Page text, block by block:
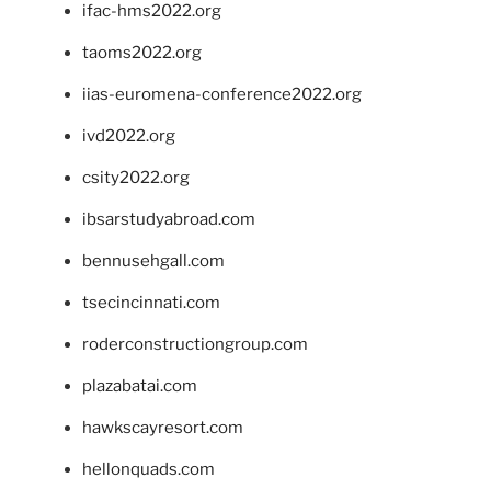
ifac-hms2022.org
taoms2022.org
iias-euromena-conference2022.org
ivd2022.org
csity2022.org
ibsarstudyabroad.com
bennusehgall.com
tsecincinnati.com
roderconstructiongroup.com
plazabatai.com
hawkscayresort.com
hellonquads.com